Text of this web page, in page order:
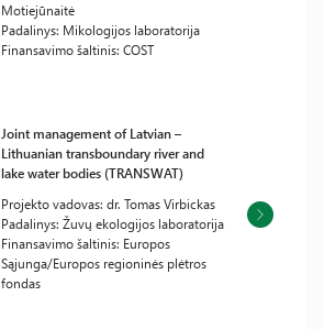
Motiejūnaitė
Padalinys: Mikologijos laboratorija
Finansavimo šaltinis: COST
Joint management of Latvian –
Lithuanian transboundary river and
lake water bodies (TRANSWAT)
Projekto vadovas: dr. Tomas Virbickas
Padalinys: Žuvų ekologijos laboratorija
Finansavimo šaltinis: Europos
Sąjunga/Europos regioninės plėtros
fondas